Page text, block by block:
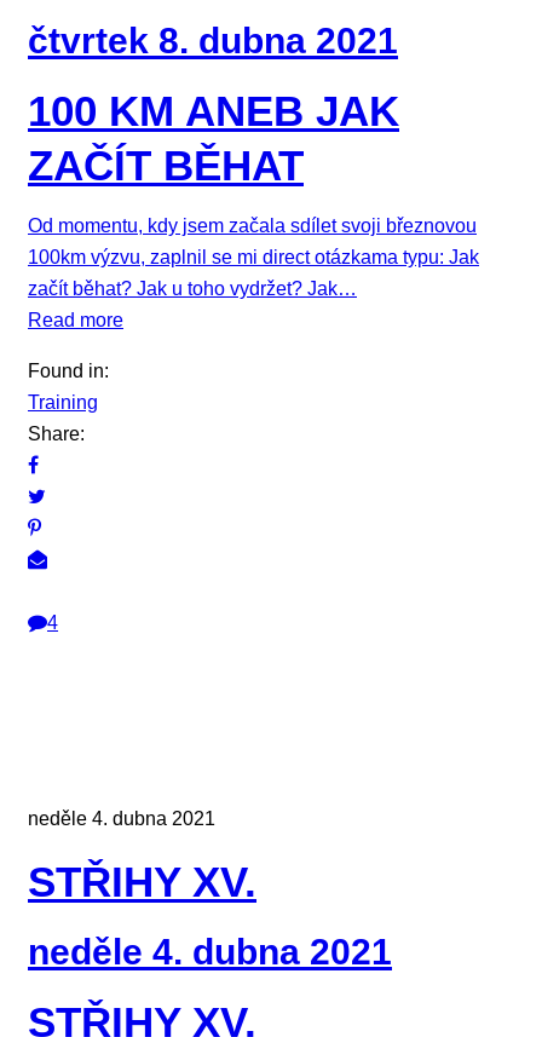
čtvrtek 8. dubna 2021
100 KM ANEB JAK
ZAČÍT BĚHAT
Od momentu, kdy jsem začala sdílet svoji březnovou
100km výzvu, zaplnil se mi direct otázkama typu: Jak
začít běhat? Jak u toho vydržet? Jak…
Read more
Found in:
Training
Share:
4
neděle 4. dubna 2021
STŘIHY XV.
neděle 4. dubna 2021
STŘIHY XV.